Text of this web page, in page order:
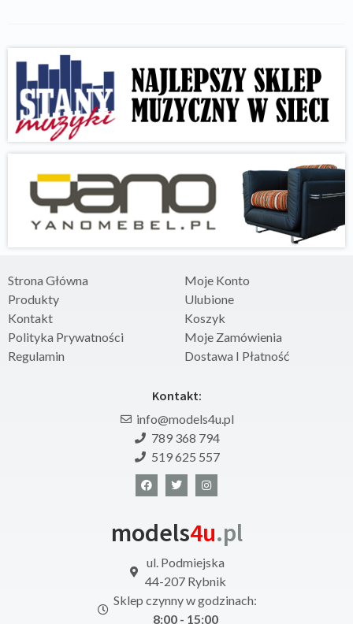
Strona Główna
Produkty
Kontakt
Polityka Prywatności
Regulamin
Moje Konto
Ulubione
Koszyk
Moje Zamówienia
Dostawa I Płatność
Kontakt:
info@models4u.pl
789 368 794
519 625 557
models4u.pl
ul. Podmiejska
44-207 Rybnik
Sklep czynny w godzinach:
8:00 - 15:00